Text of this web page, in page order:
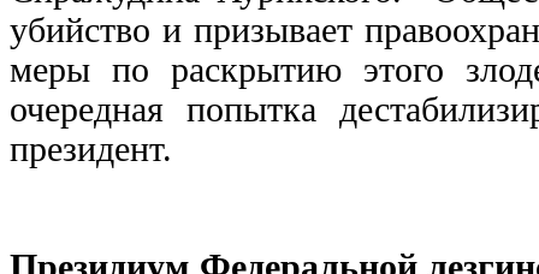
убийство и призывает
меры по раскрытию этого
очередная попытка
президент.
Президиум Федеральной